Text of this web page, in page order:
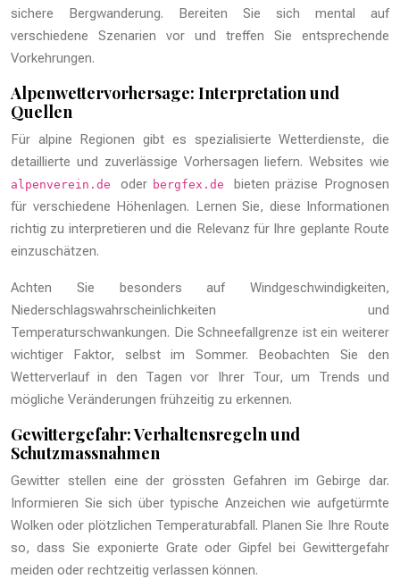
sichere Bergwanderung. Bereiten Sie sich mental auf
verschiedene Szenarien vor und treffen Sie entsprechende
Vorkehrungen.
Alpenwettervorhersage: Interpretation und
Quellen
Für alpine Regionen gibt es spezialisierte Wetterdienste, die
detaillierte und zuverlässige Vorhersagen liefern. Websites wie
alpenverein.de oder bergfex.de bieten präzise Prognosen
für verschiedene Höhenlagen. Lernen Sie, diese Informationen
richtig zu interpretieren und die Relevanz für Ihre geplante Route
einzuschätzen.
Achten Sie besonders auf Windgeschwindigkeiten,
Niederschlagswahrscheinlichkeiten und
Temperaturschwankungen. Die Schneefallgrenze ist ein weiterer
wichtiger Faktor, selbst im Sommer. Beobachten Sie den
Wetterverlauf in den Tagen vor Ihrer Tour, um Trends und
mögliche Veränderungen frühzeitig zu erkennen.
Gewittergefahr: Verhaltensregeln und
Schutzmassnahmen
Gewitter stellen eine der grössten Gefahren im Gebirge dar.
Informieren Sie sich über typische Anzeichen wie aufgetürmte
Wolken oder plötzlichen Temperaturabfall. Planen Sie Ihre Route
so, dass Sie exponierte Grate oder Gipfel bei Gewittergefahr
meiden oder rechtzeitig verlassen können.